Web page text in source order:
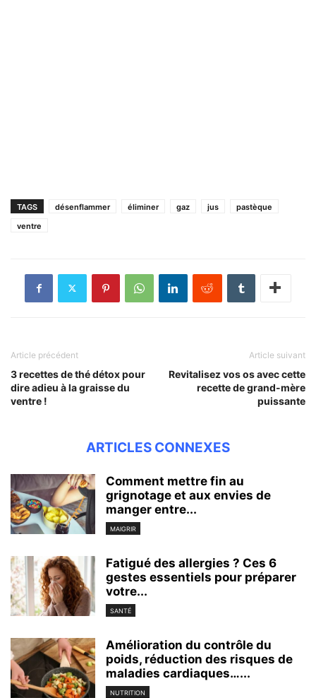
TAGS désenflammer éliminer gaz jus
pastèque
ventre
Article précédent
3 recettes de thé détox pour
dire adieu à la graisse du
ventre !
Article suivant
Revitalisez vos os avec cette
recette de grand-mère
puissante
ARTICLES CONNEXES
Comment mettre fin au
grignotage et aux envies de
manger entre...
MAIGRIR
Fatigué des allergies ? Ces 6
gestes essentiels pour préparer
votre...
SANTÉ
Amélioration du contrôle du
poids, réduction des risques de
maladies cardiaques…...
NUTRITION